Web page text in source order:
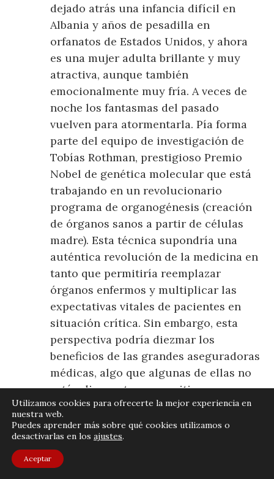
dejado atrás una infancia difícil en
Albania y años de pesadilla en
orfanatos de Estados Unidos, y ahora
es una mujer adulta brillante y muy
atractiva, aunque también
emocionalmente muy fría. A veces de
noche los fantasmas del pasado
vuelven para atormentarla. Pía forma
parte del equipo de investigación de
Tobías Rothman, prestigioso Premio
Nobel de genética molecular que está
trabajando en un revolucionario
programa de organogénesis (creación
de órganos sanos a partir de células
madre). Esta técnica supondría una
auténtica revolución de la medicina en
tanto que permitiría reemplazar
órganos enfermos y multiplicar las
expectativas vitales de pacientes en
situación crítica. Sin embargo, esta
perspectiva podría diezmar los
beneficios de las grandes aseguradoras
médicas, algo que algunas de ellas no
están dispuestas a permitir.
Mala, muy mala. Sin paliativos. No
pierdan el tiempo.
Murakami, H. (2014), Underground.
Utilizamos cookies para ofrecerte la mejor experiencia en
nuestra web.
Puedes aprender más sobre qué cookies utilizamos o
desactivarlas en los ajustes.
Aceptar